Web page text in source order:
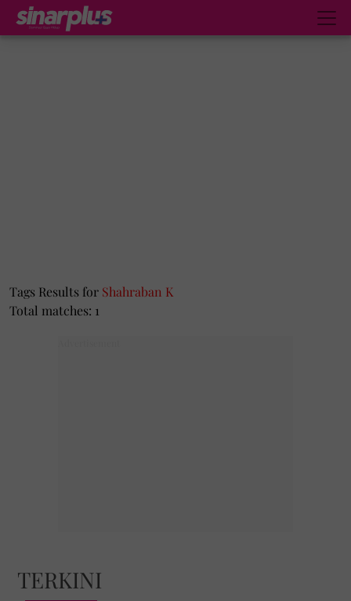
Tags Results for Shahraban K
Total matches: 1
TERKINI